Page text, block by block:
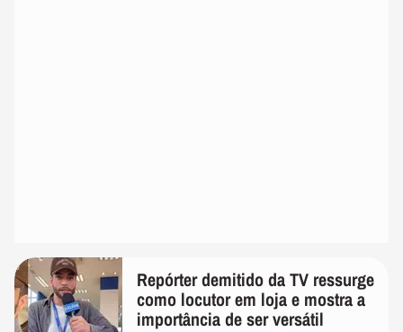
Repórter demitido da TV ressurge
como locutor em loja e mostra a
importância de ser versátil